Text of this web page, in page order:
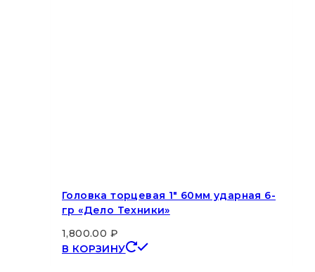
Головка торцевая 1″ 60мм ударная 6-
гр «Дело Техники»
1,800.00 ₽
В КОРЗИНУ